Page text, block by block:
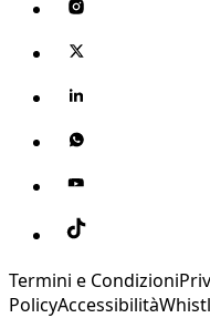
Termini e Condizioni
PolicyAccessibilità